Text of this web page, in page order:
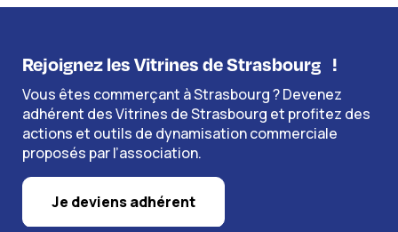
Rejoignez les Vitrines de Strasbourg !
Vous êtes commerçant à Strasbourg ? Devenez
adhérent des Vitrines de Strasbourg et profitez des
actions et outils de dynamisation commerciale
proposés par l’association.
Je deviens adhérent